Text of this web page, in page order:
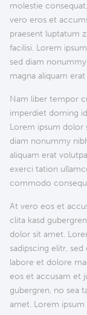
molestie
vero eros et
praesent luptatum
facilisi. Lorem
sed diam
magna aliquam
Nam liber tempor
imperdiet doming
Lorem ipsum dolor
diam nonummy
aliquam erat
exerci tation
commodo
At vero eos et
clita kasd
dolor sit amet.
sadipscing elitr,
labore et dolore
eos et accusam et
gubergren, no sea
amet. Lorem